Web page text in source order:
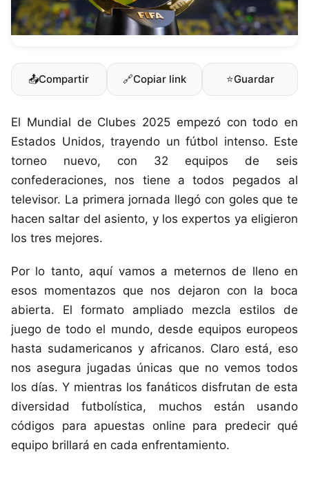
📤Compartir 🔗Copiar link ⭐Guardar
El Mundial de Clubes 2025 empezó con todo en
Estados Unidos, trayendo un fútbol intenso. Este
torneo nuevo, con 32 equipos de seis
confederaciones, nos tiene a todos pegados al
televisor. La primera jornada llegó con goles que te
hacen saltar del asiento, y los expertos ya eligieron
los tres mejores.
Por lo tanto, aquí vamos a meternos de lleno en
esos momentazos que nos dejaron con la boca
abierta. El formato ampliado mezcla estilos de
juego de todo el mundo, desde equipos europeos
hasta sudamericanos y africanos. Claro está, eso
nos asegura jugadas únicas que no vemos todos
los días. Y mientras los fanáticos disfrutan de esta
diversidad futbolística, muchos están usando
códigos para apuestas online para predecir qué
equipo brillará en cada enfrentamiento.